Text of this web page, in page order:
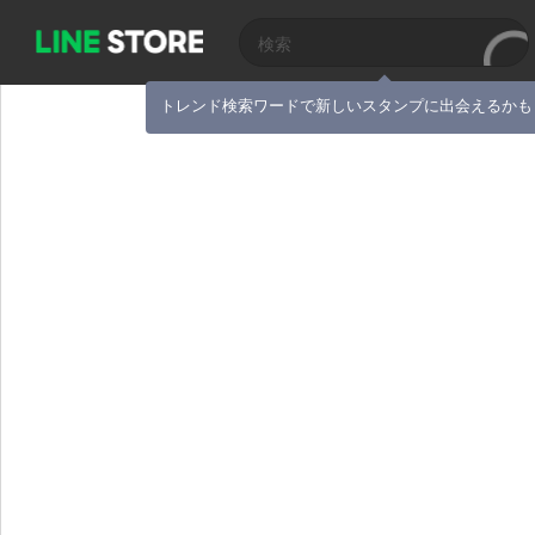
トレンド検索ワードで新しいスタンプに出会えるか